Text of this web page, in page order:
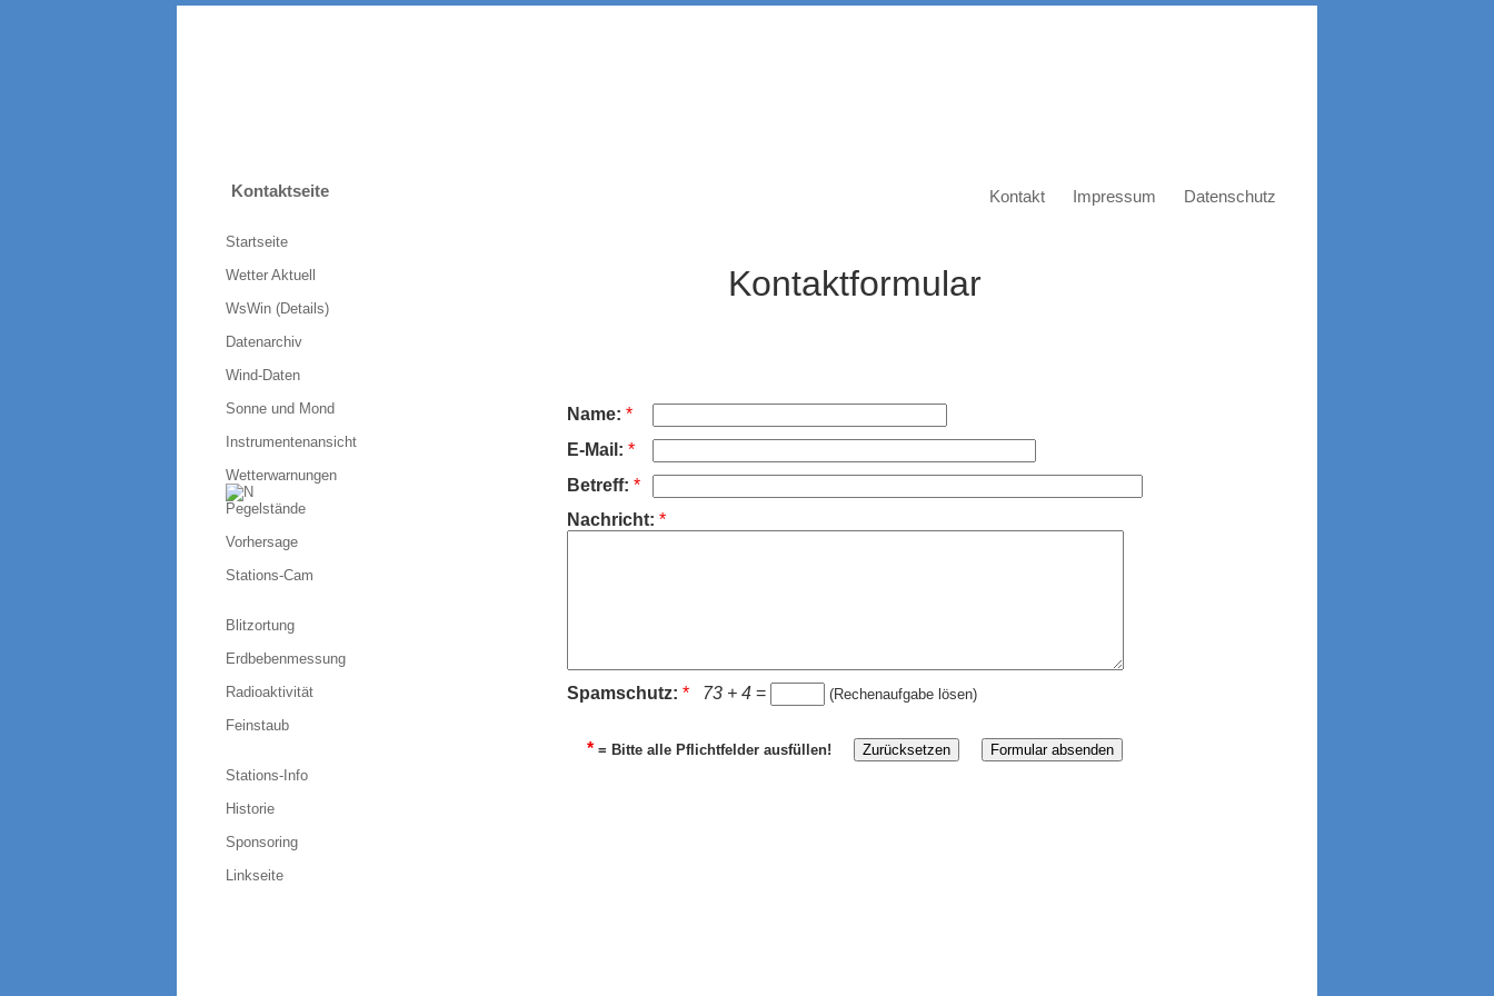
Kontaktseite Kontakt Impressum Datenschutz
Kontaktformular
Name: *
E-Mail: *
Betreff: *
Nachricht: *
Spamschutz: * 73 + 4 = (Rechenaufgabe lösen)
* = Bitte alle Pflichtfelder ausfüllen!
Startseite
Wetter Aktuell
WsWin (Details)
Datenarchiv
Wind-Daten
Sonne und Mond
Instrumentenansicht
Wetterwarnungen
Pegelstände
Vorhersage
Stations-Cam
Blitzortung
Erdbebenmessung
Radioaktivität
Feinstaub
Stations-Info
Historie
Sponsoring
Linkseite